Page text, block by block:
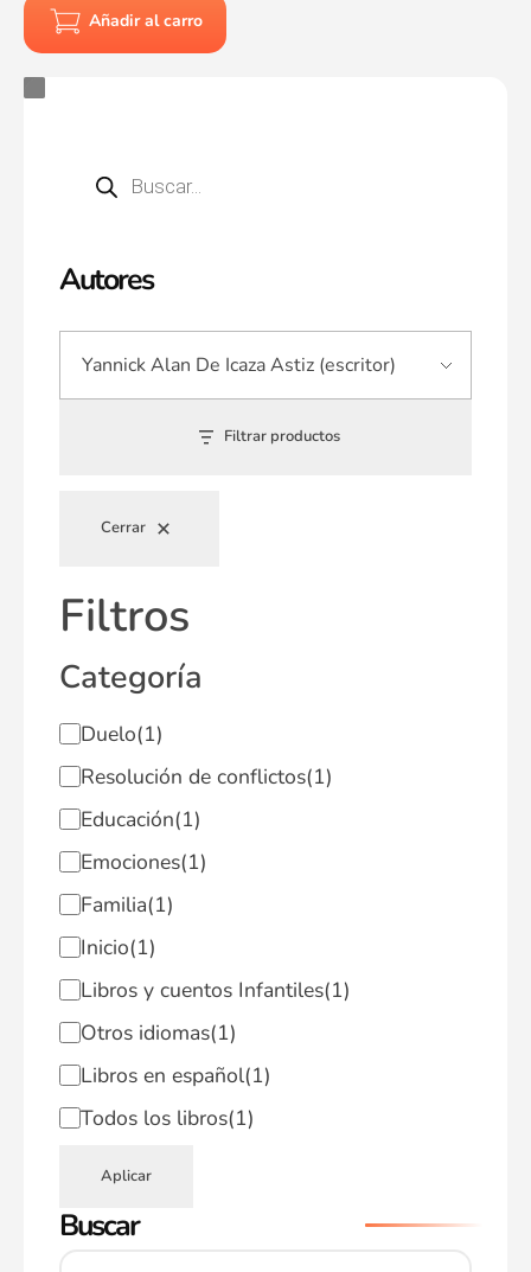
Autores
Filtrar productos
Cerrar
Filtros
Categoría
Duelo(1)
Resolución de conflictos(1)
Educación(1)
Emociones(1)
Familia(1)
Inicio(1)
Libros y cuentos Infantiles(1)
Otros idiomas(1)
Libros en español(1)
Todos los libros(1)
Aplicar
Buscar
Añadir al carro